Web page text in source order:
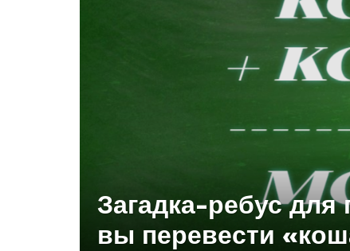
Загадка-ребус
вы перевести